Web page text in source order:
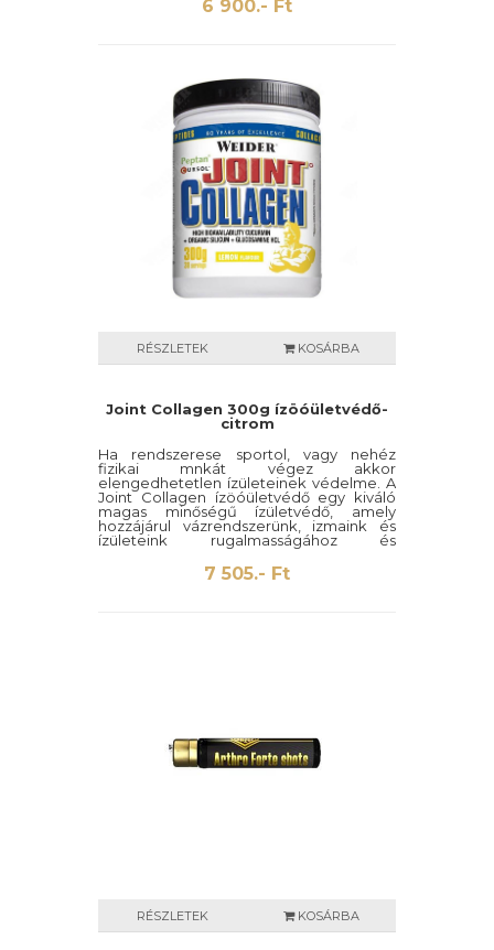
6 900.- Ft
RÉSZLETEK KOSÁRBA
Joint Collagen 300g ízöóületvédő-
citrom
Ha rendszerese sportol, vagy nehéz
fizikai mnkát végez akkor
elengedhetetlen ízületeinek védelme. A
Joint Collagen ízöóületvédő egy kiváló
magas minőségű ízületvédő, amely
hozzájárul vázrendszerünk, izmaink és
ízületeink rugalmasságához és
Hidrolizált marha kollagénnel, kurkuma
7 505.- Ft
RÉSZLETEK KOSÁRBA